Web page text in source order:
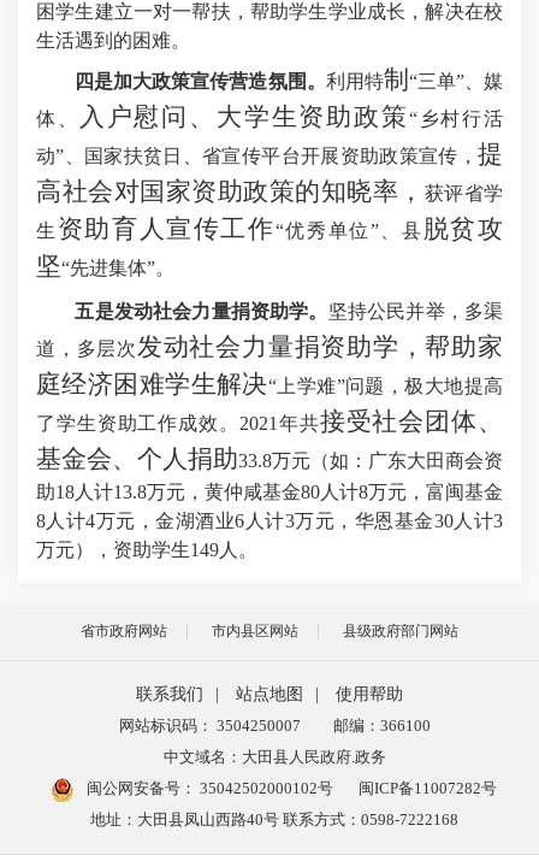
困学生建立一对一帮扶，帮助学生学业成长，解决在校
生活遇到的困难。
四是加大政策宣传营造氛围 。 利用特制 “三单”、媒
体、
入户慰问、大学生资助政策“乡村行活
动”、国家扶贫日、省宣传平台开展资助政策宣传， 提
高社会对国家资助政策的知晓率， 获评省学
生 资助育人宣传工作“优秀单位”、县脱贫攻
坚“先进集体”。
五是发动社会力量捐资助学。 坚持公民并举，多渠
道，多层次发动社会力量捐资助学，帮助家
庭经济困难学生解决“上学难”问题，极大地提高
了学生资助工作成效 。 2021年共接受社会团体、
基金会、个人捐助33.8万元（如：广东大田商会资
助18人计13.8万元，黄仲咸基金80人计8万元，富闽基金
8人计4万元，金湖酒业6人计3万元，华恩基金30人计3
万元），资助学生149人。
省市政府网站 市内县区网站 县级政府部门网站
联系我们 站点地图
使用帮助
网站标识码： 3504250007
邮编：366100
中文域名：大田县人民政府.政务
闽公网安备号： 35042502000102号
闽ICP备11007282号
地址：大田县凤山西路40号 联系方式：0598-7222168